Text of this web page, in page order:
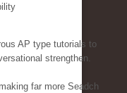
AP type tutorials to
strengthen.
far more Seadch